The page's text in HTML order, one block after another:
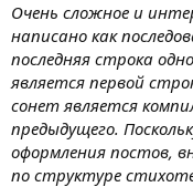
Очень сложное и
написано как
последняя строка
является первой
сонет является
предыдущего.
оформления постов,
по структуре